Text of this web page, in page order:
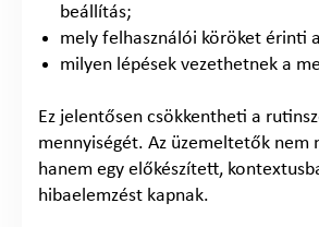
beállítás;
mely felhasználói köröket érinti
milyen lépések vezethetnek a
Ez jelentősen csökkentheti a
mennyiségét. Az üzemeltetők nem
hanem egy előkészített,
hibaelemzést kapnak.